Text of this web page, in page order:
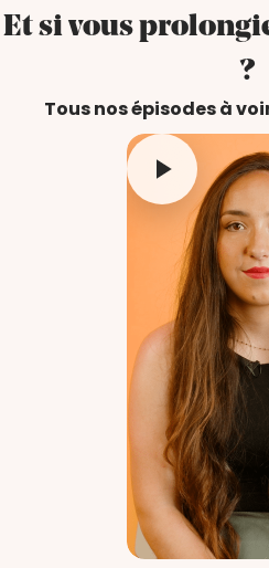
Et si vous
?
Tous nos épisodes à